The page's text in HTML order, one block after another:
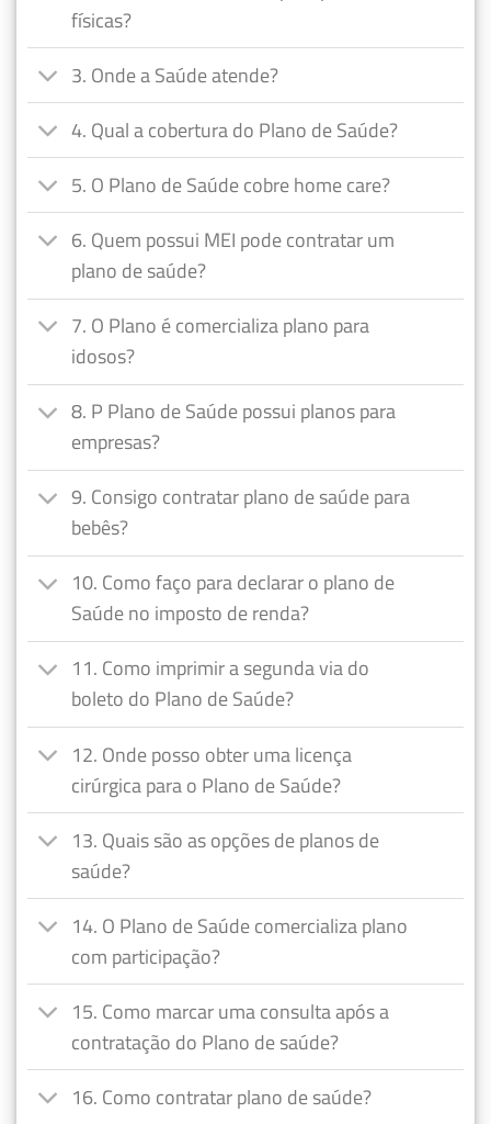
físicas?
3. Onde a Saúde atende?
4. Qual a cobertura do Plano de Saúde?
5. O Plano de Saúde cobre home care?
6. Quem possui MEI pode contratar um
plano de saúde?
7. O Plano é comercializa plano para
idosos?
8. P Plano de Saúde possui planos para
empresas?
9. Consigo contratar plano de saúde para
bebês?
10. Como faço para declarar o plano de
Saúde no imposto de renda?
11. Como imprimir a segunda via do
boleto do Plano de Saúde?
12. Onde posso obter uma licença
cirúrgica para o Plano de Saúde?
13. Quais são as opções de planos de
saúde?
14. O Plano de Saúde comercializa plano
com participação?
15. Como marcar uma consulta após a
contratação do Plano de saúde?
16. Como contratar plano de saúde?